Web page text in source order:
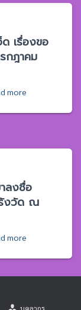
เรื่องขอ
กฎาคม
more
ลงชื่อ
รังวัด ณ
more